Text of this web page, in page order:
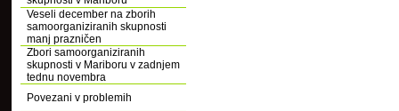
Veseli december na zborih
samoorganiziranih skupnosti
manj prazničen
Zbori samoorganiziranih
skupnosti v Mariboru v zadnjem
tednu novembra
Povezani v problemih